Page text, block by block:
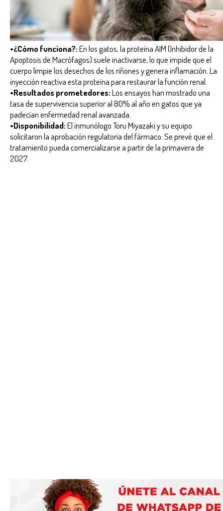
•¿Cómo funciona?:En los gatos, la proteína AIM (Inhibidor de la
Apoptosis de Macrófagos) suele inactivarse, lo que impide que el
cuerpo limpie los desechos de los riñones y genera inflamación. La
inyección reactiva esta proteína para restaurar la función renal.
•Resultados prometedores:Los ensayos han mostrado una
tasa de supervivencia superior al 80% al año en gatos que ya
padecían enfermedad renal avanzada.
•Disponibilidad:El inmunólogo Toru Miyazaki y su equipo
solicitaron la aprobación regulatoria del fármaco. Se prevé que el
tratamiento pueda comercializarse a partir de la primavera de
2027.